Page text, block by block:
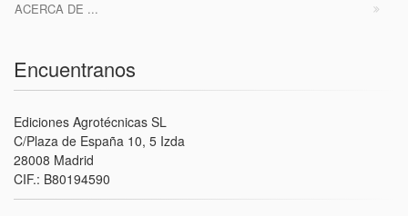
ACERCA DE ...
Encuentranos
Ediciones Agrotécnicas SL
C/Plaza de España 10, 5 Izda
28008 Madrid
CIF.: B80194590